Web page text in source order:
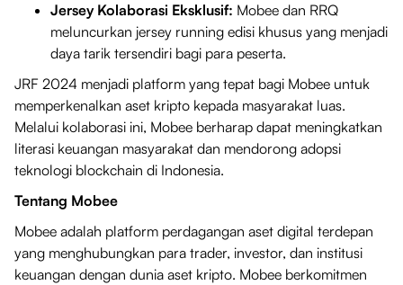
Jersey Kolaborasi Eksklusif: Mobee dan RRQ
meluncurkan jersey running edisi khusus yang menjadi
daya tarik tersendiri bagi para peserta.
JRF 2024 menjadi platform yang tepat bagi Mobee untuk
memperkenalkan aset kripto kepada masyarakat luas.
Melalui kolaborasi ini, Mobee berharap dapat meningkatkan
literasi keuangan masyarakat dan mendorong adopsi
teknologi blockchain di Indonesia.
Tentang Mobee
Mobee adalah platform perdagangan aset digital terdepan
yang menghubungkan para trader, investor, dan institusi
keuangan dengan dunia aset kripto. Mobee berkomitmen